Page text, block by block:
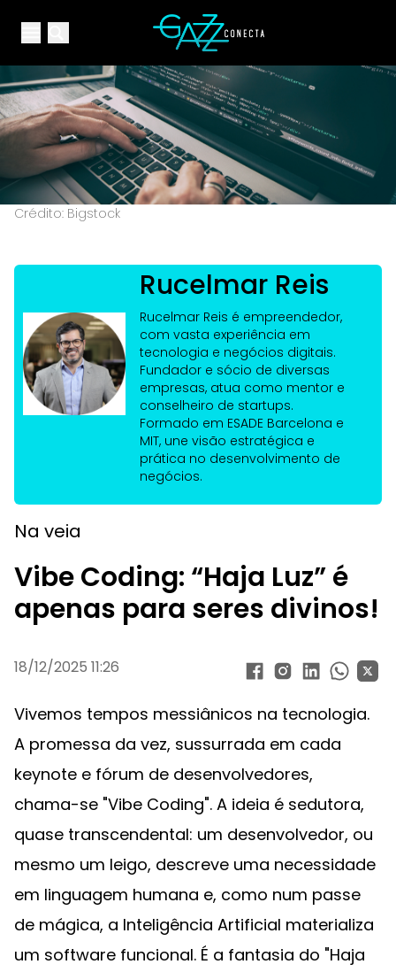
Open main menuYour Company
Crédito: Bigstock
Rucelmar Reis
Rucelmar Reis é empreendedor,
com vasta experiência em
tecnologia e negócios digitais.
Fundador e sócio de diversas
empresas, atua como mentor e
conselheiro de startups.
Formado em ESADE Barcelona e
MIT, une visão estratégica e
prática no desenvolvimento de
negócios.
Na veia
Vibe Coding: “Haja Luz” é
apenas para seres divinos!
18/12/2025 11:26
Vivemos tempos messiânicos na tecnologia.
A promessa da vez, sussurrada em cada
keynote e fórum de desenvolvedores,
chama-se "Vibe Coding". A ideia é sedutora,
quase transcendental: um desenvolvedor, ou
mesmo um leigo, descreve uma necessidade
em linguagem humana e, como num passe
de mágica, a Inteligência Artificial materializa
um software funcional. É a fantasia do "Haja